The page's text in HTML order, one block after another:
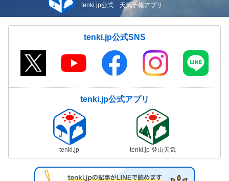
tenki.jp公式 天気予報アプリ
tenki.jp公式SNS
tenki.jp公式アプリ
tenki.jp tenki.jp 登山天気